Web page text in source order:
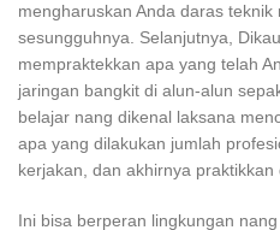
mengharuskan Anda daras
sesungguhnya. Selanjutnya,
mempraktekkan apa yang telah
jaringan bangkit di alun-alun
belajar nang dikenal laksana
apa yang dilakukan jumlah
kerjakan, dan akhirnya praktikkan
Ini bisa berperan lingkungan